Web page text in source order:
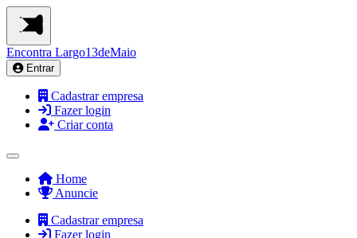
Encontra Largo13deMaio
Entrar
Cadastrar empresa
Fazer login
Criar conta
Home
Anuncie
Cadastrar empresa
Fazer login